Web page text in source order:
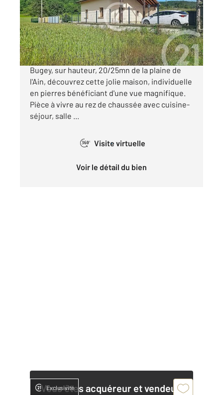
Maison à vendre
198 000 €
Coup de coeur : Bénonces, charmant village du
Bugey, sur hauteur, 20/25mn de la plaine de
l'Ain, découvrez cette jolie maison, individuelle
en pierres bénéficiant d'une vue magnifique.
Pièce à vivre au rez de chaussée avec cuisine-
séjour, salle ...
360° Visite virtuelle
Voir le détail du bien
Vous êtes acquéreur et vendeur,
Exclusivité